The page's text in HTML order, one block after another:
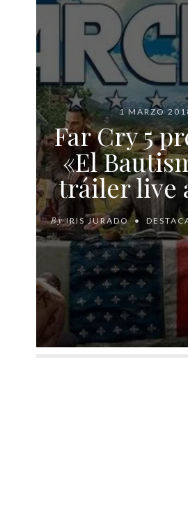
1 MARZO
Far Cry 5
«El
tráiler live
By IRIS JURADO